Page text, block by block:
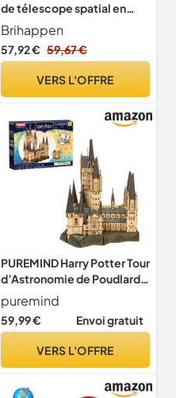
de télescope spatial en
blocs de construction pour
adultes (995 pièces), jouets
de construction de
avec lumières, modèle de
Brihappen
57,92 € 59,67 €
VERS L'OFFRE
PUREMIND Harry Potter Tour
d’Astronomie de Poudlard,
Puzzle 3D Bois Kit DIY
puremind
59,99 € Envoi gratuit
VERS L'OFFRE